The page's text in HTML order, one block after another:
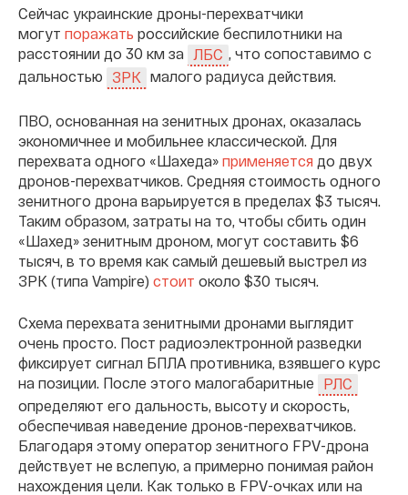
Сейчас украинские дроны-перехватчики
могут поражать российские беспилотники на
расстоянии до 30 км за
ЛБС , что сопоставимо с
дальностью
ЗРК малого радиуса действия.
ПВО, основанная на зенитных дронах, оказалась
экономичнее и мобильнее классической. Для
перехвата одного «Шахеда» применяется до двух
дронов-перехватчиков. Средняя стоимость одного
зенитного дрона варьируется в пределах $3 тысяч.
Таким образом, затраты на то, чтобы сбить один
«Шахед» зенитным дроном, могут составить $6
тысяч, в то время как самый дешевый выстрел из
ЗРК (типа Vampire) стоит около $30 тысяч.
Схема перехвата зенитными дронами выглядит
очень просто. Пост радиоэлектронной разведки
фиксирует сигнал БПЛА противника, взявшего курс
на позиции. После этого малогабаритные
РЛС
определяют его дальность, высоту и скорость,
обеспечивая наведение дронов-перехватчиков.
Благодаря этому оператор зенитного FPV-дрона
действует не вслепую, а примерно понимая район
нахождения цели. Как только в FPV-очках или на